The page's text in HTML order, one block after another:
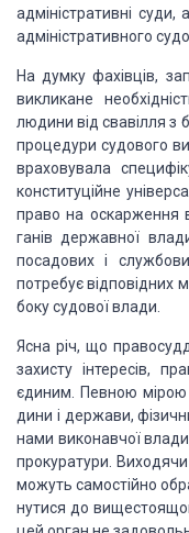
адміністративні
адміністративного
На думку фахівців,
викликане
людини від свавілля з
процедури судового
враховувала
конституційне
право на оскарження
ганів державної
по­садових і
потре­бує відповідних
боку судовоївлади.
Ясна річ, що
захисту інтересів,
єдиним. Певною мірою
дини і держави,
нами виконавчої
прокуратури.
можуть самостійно
нутися до